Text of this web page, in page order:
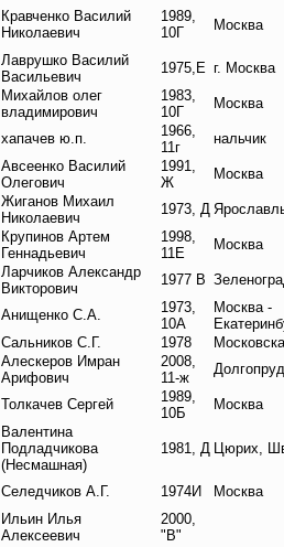
Кравченко Василий
Николаевич
1989,
10Г
Москва
Лаврушко Василий
Васильевич
1975,Е г. Москва
Михайлов олег
владимирович
1983,
10Г
Москва
хапачев ю.п.
1966,
11г
нальчик
Авсеенко Василий
Олегович
1991,
Ж
Москва
Жиганов Михаил
Николаевич
1973, Д
Крупинов Артем
Геннадьевич
1998,
11Е
Москва
Ларчиков Александр
Викторович
1977 В
Анищенко С.А.
1973,
10А
Москва -
Сальников С.Г.
1978
Алескеров Имран
Арифович
2008,
11-ж
Толкачев Сергей
1989,
10Б
Москва
Валентина
Подладчикова
(Несмашная)
1981, Д Цюрих,
Селедчиков А.Г. 1974И
Москва
Ильин Илья
Алексеевич
2000,
"В"